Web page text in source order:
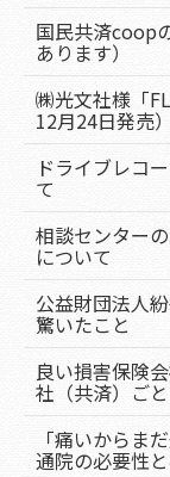
国民共済coop
あります）
㈱光文社様「
12月24日発売
ドライブレコ
て
相談センター
について
公益財団法人
驚いたこと
良い損害保険
社（共済）ご
「痛いからま
通院の必要性